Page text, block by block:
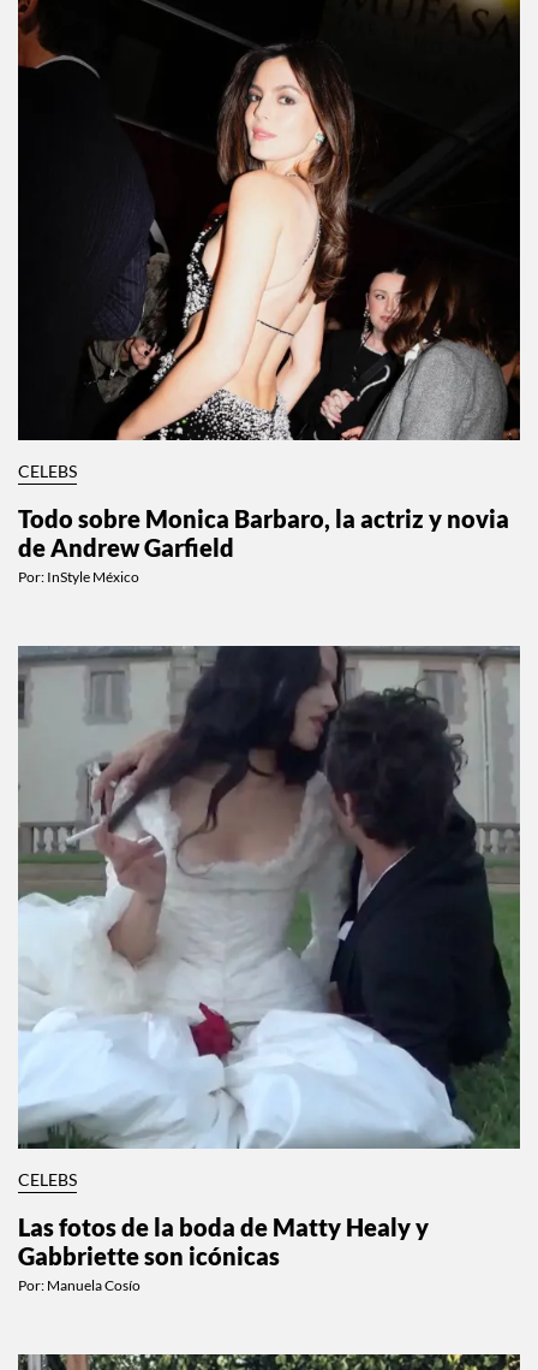
CELEBS
Todo sobre Monica Barbaro, la actriz y novia
de Andrew Garfield
Por: InStyle México
CELEBS
Las fotos de la boda de Matty Healy y
Gabbriette son icónicas
Por: Manuela Cosío